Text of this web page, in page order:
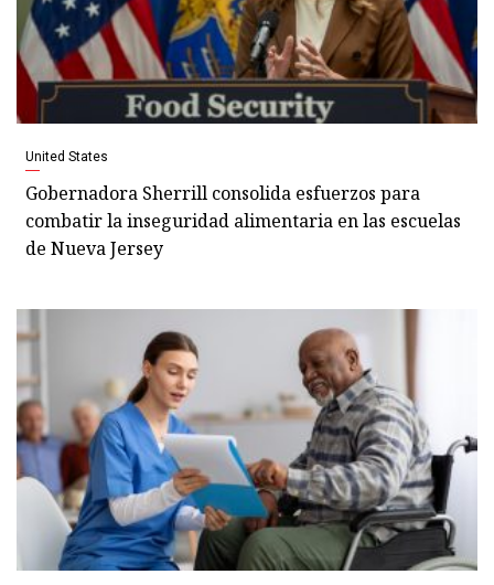
United States
Gobernadora Sherrill consolida esfuerzos para
combatir la inseguridad alimentaria en las escuelas
de Nueva Jersey